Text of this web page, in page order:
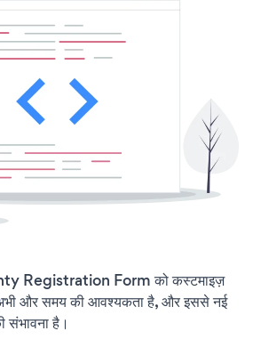
Registration Form को कस्टमाइज़
और समय की आवश्यकता है, और इससे नई
संभावना है।